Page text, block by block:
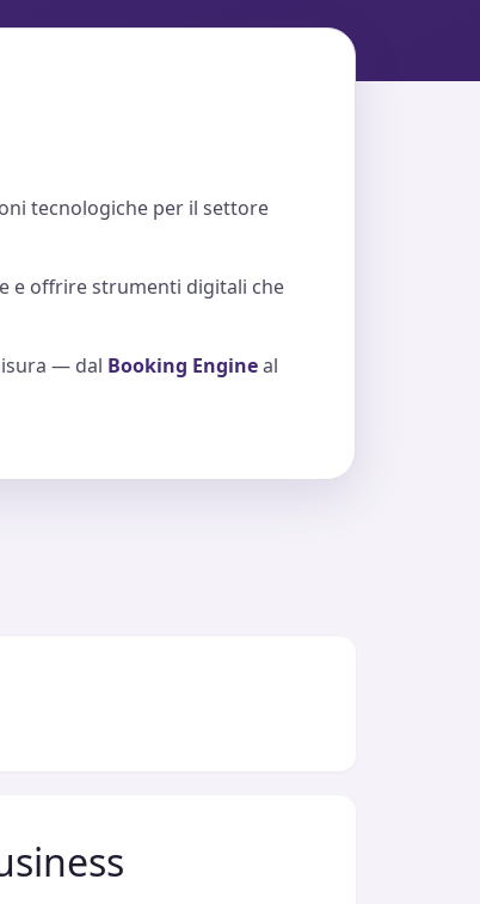
tecnologiche per il settore
e offrire strumenti digitali che
— dal Booking Engineal